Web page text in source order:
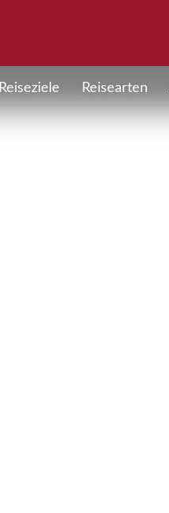
Reiseziele Reisearten